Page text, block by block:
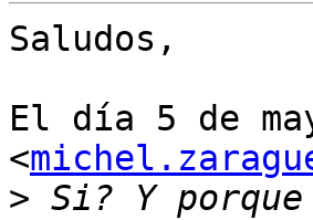
Saludos,
El día 5 de
<
> Si? Y